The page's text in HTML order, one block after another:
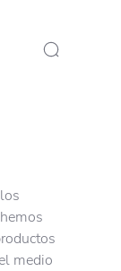
navigation
medio